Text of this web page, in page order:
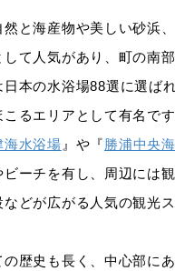
と海産物や美しい砂浜
て人気があり、町の南
日本の水浴場88選に選ば
るエリアとして有名です
海水浴場』や『勝浦中央
ビーチを有し、周辺には
どが広がる人気の観光
の歴史も長く、中心部に